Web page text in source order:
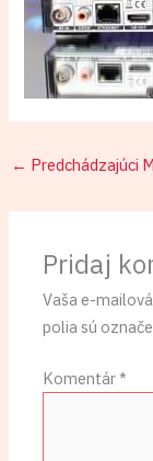
← Predchádzajúci
Pridaj
Vaša e-
polia sú
Komentár*